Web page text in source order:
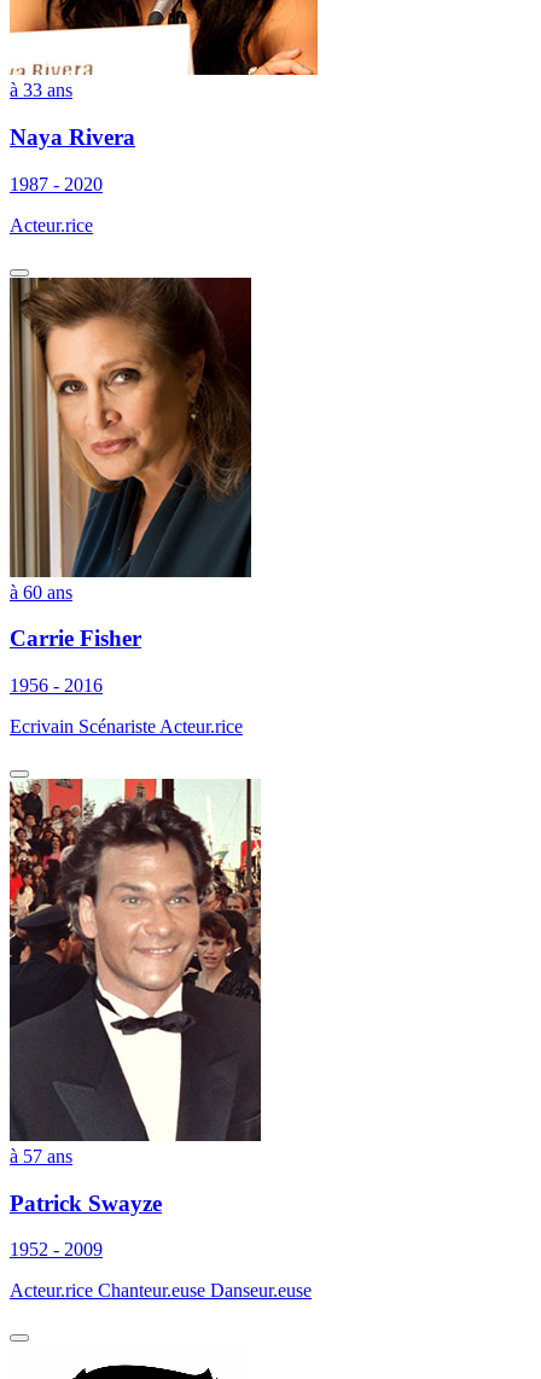
à 33 ans
Naya Rivera
1987 - 2020
Acteur.rice
à 60 ans
Carrie Fisher
1956 - 2016
Ecrivain Scénariste Acteur.rice
à 57 ans
Patrick Swayze
1952 - 2009
Acteur.rice Chanteur.euse Danseur.euse